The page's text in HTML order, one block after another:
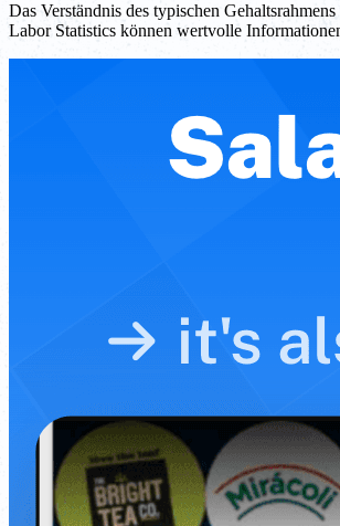
Das Verständnis des typischen
Labor Statistics können wertvolle